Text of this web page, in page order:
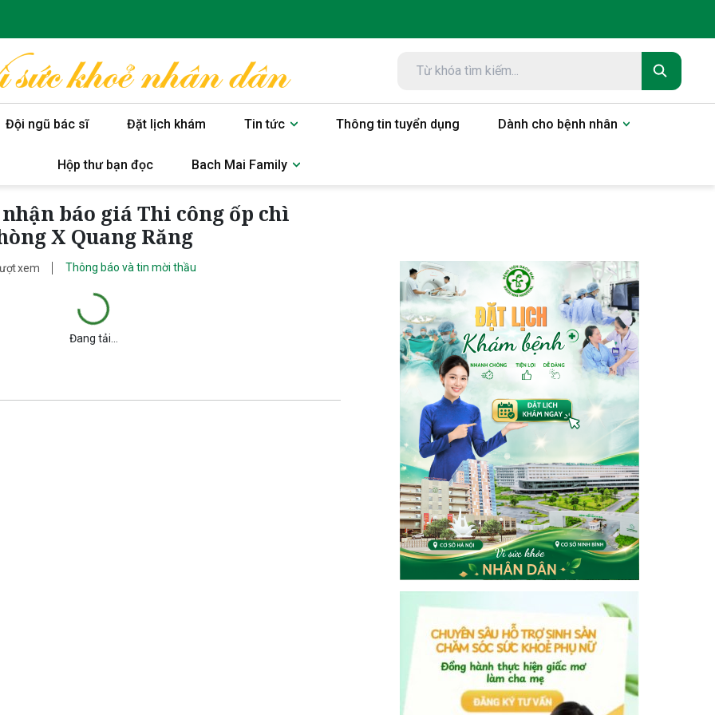
Đội ngũ bác sĩ Đặt lịch khám Tin tức Thông tin tuyển dụng Dành cho bệnh nhân
Hộp thư bạn đọc Bach Mai Family
báo giá Thi công ốp chì
X Quang Răng
xem Thông báo và tin mời thầu
Đang tải...